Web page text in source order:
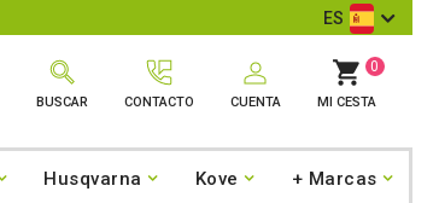
ES
BUSCAR CONTACTO CUENTA
0
MI CESTA
Husqvarna Kove + Marcas